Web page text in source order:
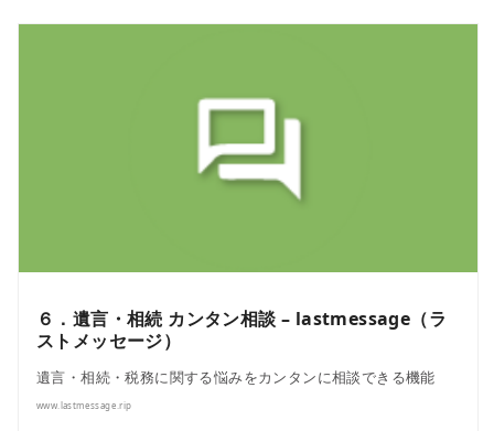
６．遺言・相続 カンタン相談 – lastmessage（ラ
ストメッセージ）
遺言・相続・税務に関する悩みをカンタンに相談できる機能
www.lastmessage.rip